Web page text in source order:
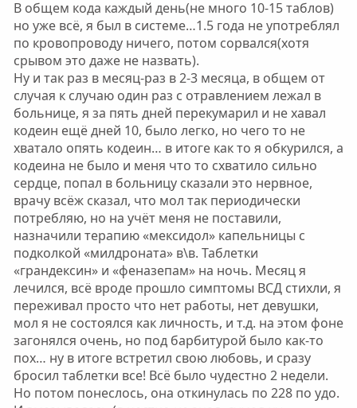
В общем кода каждый день(не много 10-15 таблов)
но уже всё, я был в системе…1.5 года не употреблял
по кровопроводу ничего, потом сорвался(хотя
срывом это даже не назвать).
Ну и так раз в месяц-раз в 2-3 месяца, в общем от
случая к случаю один раз с отравлением лежал в
больнице, я за пять дней перекумарил и не хавал
кодеин ещё дней 10, было легко, но чего то не
хватало опять кодеин… в итоге как то я обкурился, а
кодеина не было и меня что то схватило сильно
сердце, попал в больницу сказали это нервное,
врачу всёж сказал, что мол так периодически
потребляю, но на учёт меня не поставили,
назначили терапию «мексидол» капельницы с
подколкой «милдроната» в\в. Таблетки
«грандексин» и «феназепам» на ночь. Месяц я
лечился, всё вроде прошло симптомы ВСД стихли, я
переживал просто что нет работы, нет девушки,
мол я не состоялся как личность, и т.д. на этом фоне
загонялся очень, но под барбитурой было как-то
пох… ну в итоге встретил свою любовь, и сразу
бросил таблетки все! Всё было чудестно 2 недели.
Но потом понеслось, она откинулась по 228 по удо.